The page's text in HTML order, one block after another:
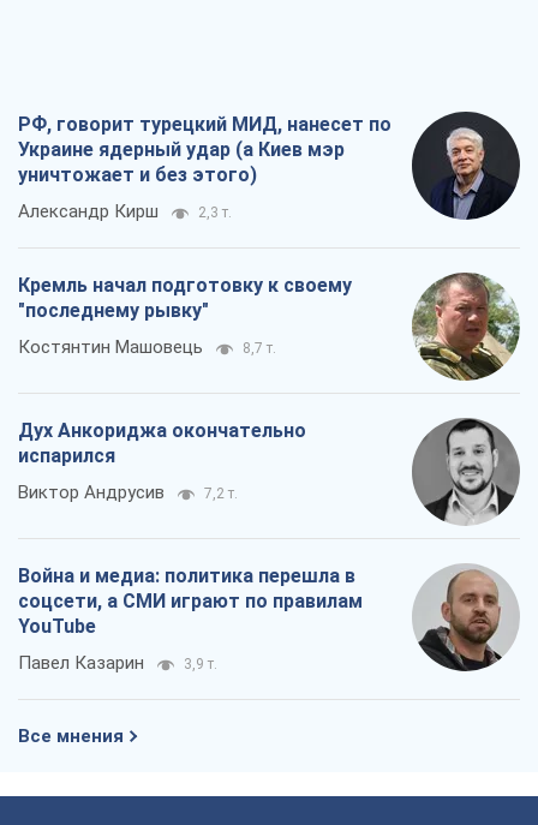
РФ, говорит турецкий МИД, нанесет по
Украине ядерный удар (а Киев мэр
уничтожает и без этого)
Александр Кирш 2,3 т.
Кремль начал подготовку к своему
"последнему рывку"
Костянтин Машовець 8,7 т.
Дух Анкориджа окончательно
испарился
Виктор Андрусив 7,2 т.
Война и медиа: политика перешла в
соцсети, а СМИ играют по правилам
YouTube
Павел Казарин 3,9 т.
Все мнения